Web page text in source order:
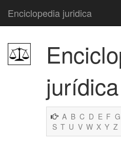
Enciclopedia juridica
jurídica
A B C D E F G
S T U V W X Y Z